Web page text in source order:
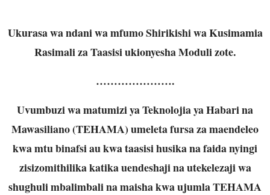
Ukurasa wa ndani wa mfumo Shirikishi wa Kusimamia
Rasimali za Taasisi ukionyesha Moduli zote.
………………….
Uvumbuzi wa matumizi ya Teknolojia ya Habari na
Mawasiliano (TEHAMA) umeleta fursa za maendeleo
kwa mtu binafsi au kwa taasisi husika na faida nyingi
zisizomithilika katika uendeshaji na utekelezaji wa
shughuli mbalimbali na maisha kwa ujumla TEHAMA